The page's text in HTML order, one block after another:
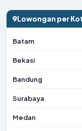
Lowongan per
Batam
Bekasi
Bandung
Surabaya
Medan